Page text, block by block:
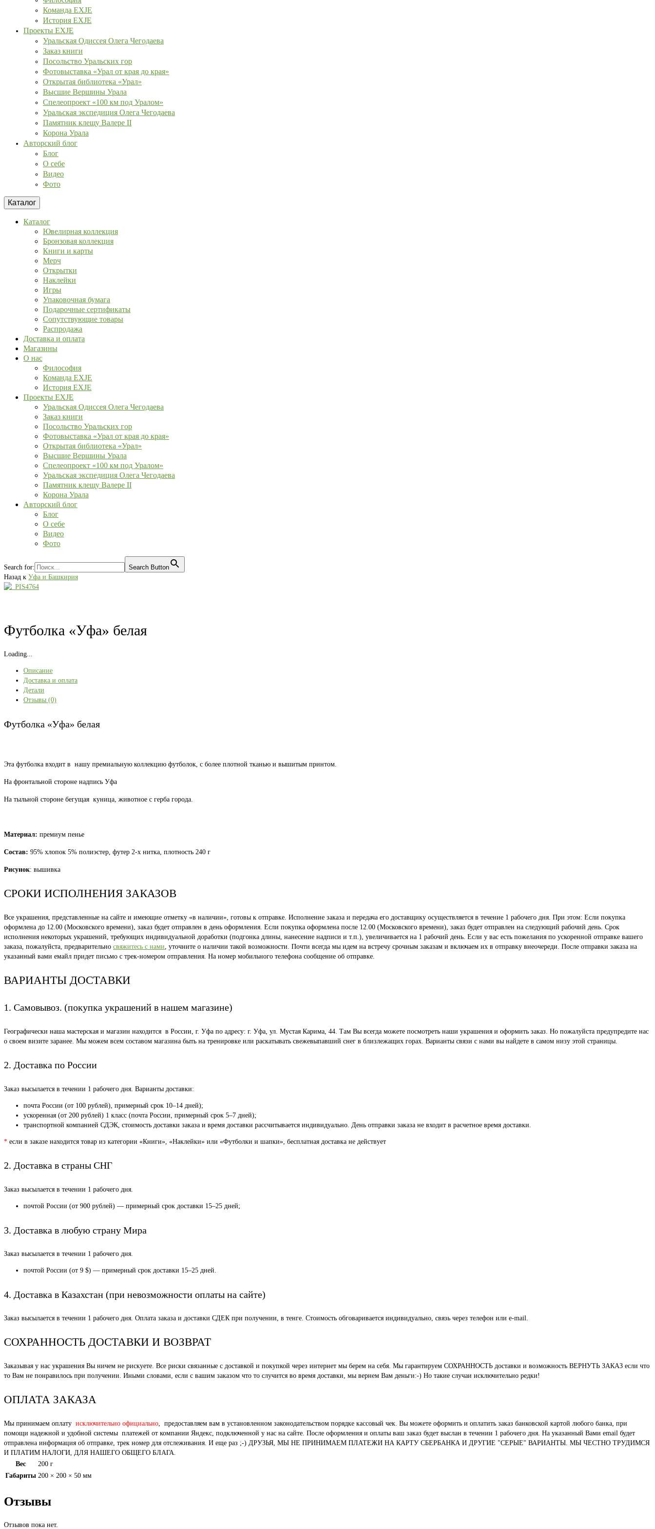
Команда EXJE
История EXJE
Проекты EXJE
Уральская Одиссея Олега Чегодаева
Заказ книги
Посольство Уральских гор
Фотовыставка «Урал от края до края»
Открытая библиотека «Урал»
Высшие Вершины Урала
Спелеопроект «100 км под Уралом»
Уральская экспедиция Олега Чегодаева
Памятник клещу Валере II
Корона Урала
Авторский блог
Блог
О себе
Видео
Фото
Каталог
Каталог
Ювелирная коллекция
Бронзовая коллекция
Книги и карты
Мерч
Открытки
Наклейки
Игры
Упаковочная бумага
Подарочные сертификаты
Сопутствующие товары
Распродажа
Доставка и оплата
Магазины
О нас
Философия
Команда EXJE
История EXJE
Проекты EXJE
Уральская Одиссея Олега Чегодаева
Заказ книги
Посольство Уральских гор
Фотовыставка «Урал от края до края»
Открытая библиотека «Урал»
Высшие Вершины Урала
Спелеопроект «100 км под Уралом»
Уральская экспедиция Олега Чегодаева
Памятник клещу Валере II
Корона Урала
Авторский блог
Блог
О себе
Видео
Фото
Search for:
Search Button
Назад к Уфа и Башкирия
Футболка «Уфа» белая
Loading...
Описание
Доставка и оплата
Детали
Отзывы (0)
Футболка «Уфа» белая
Эта футболка входит в нашу премиальную коллекцию футболок, с более плотной тканью и вышитым принтом.
На фронтальной стороне надпись Уфа
На тыльной стороне бегущая куница, животное с герба города.
Материал: премиум пенье
Состав: 95% хлопок 5% полиэстер, футер 2-х нитка, плотность 240 г
Рисунок: вышивка
СРОКИ ИСПОЛНЕНИЯ ЗАКАЗОВ
Все украшения, представленные на сайте и имеющие отметку «в наличии», готовы к отправке. Исполнение заказа и передача его доставщику осуществляется в течение 1 рабочего дня. При этом: Если покупка
оформлена до 12.00 (Московского времени), заказ будет отправлен в день оформления. Если покупка оформлена после 12.00 (Московского времени), заказ будет отправлен на следующий рабочий день. Срок
исполнения некоторых украшений, требующих индивидуальной доработки (подгонка длины, нанесение надписи и т.п.), увеличивается на 1 рабочий день. Если у вас есть пожелания по ускоренной отправке вашего
заказа, пожалуйста, предварительно свяжитесь с нами, уточните о наличии такой возможности. Почти всегда мы идем на встречу срочным заказам и включаем их в отправку внеочереди. После отправки заказа на
указанный вами емайл придет письмо с трек-номером отправления. На номер мобильного телефона сообщение об отправке.
ВАРИАНТЫ ДОСТАВКИ
1. Самовывоз. (покупка украшений в нашем магазине)
Географически наша мастерская и магазин находится в России, г. Уфа по адресу: г. Уфа, ул. Мустая Карима, 44. Там Вы всегда можете посмотреть наши украшения и оформить заказ. Но пожалуйста предупредите нас
о своем визите заранее. Мы можем всем составом магазина быть на тренировке или раскатывать свежевыпавший снег в близлежащих горах. Варианты связи с нами вы найдете в самом низу этой страницы.
2. Доставка по России
Заказ высылается в течении 1 рабочего дня. Варианты доставки:
почта России (от 100 рублей), примерный срок 10–14 дней);
ускоренная (от 200 рублей) 1 класс (почта России, примерный срок 5–7 дней);
транспортной компанией СДЭК, стоимость доставки заказа и время доставки рассчитывается индивидуально. День отправки заказа не входит в расчетное время доставки.
* если в заказе находится товар из категории «Книги», «Наклейки» или «Футболки и шапки», бесплатная доставка не действует
2. Доставка в страны СНГ
Заказ высылается в течении 1 рабочего дня.
почтой России (от 900 рублей) — примерный срок доставки 15–25 дней;
3. Доставка в любую страну Мира
Заказ высылается в течении 1 рабочего дня.
почтой России (от 9 $) — примерный срок доставки 15–25 дней.
4. Доставка в Казахстан (при невозможности оплаты на сайте)
Заказ высылается в течении 1 рабочего дня. Оплата заказа и доставки СДЕК при получении, в тенге. Стоимость обговаривается индивидуально, связь через телефон или e-mail.
СОХРАННОСТЬ ДОСТАВКИ И ВОЗВРАТ
Заказывая у нас украшения Вы ничем не рискуете. Все риски связанные с доставкой и покупкой через интернет мы берем на себя. Мы гарантируем СОХРАННОСТЬ доставки и возможность ВЕРНУТЬ ЗАКАЗ если что
то Вам не понравилось при получении. Иными словами, если с вашим заказом что то случится во время доставки, мы вернем Вам деньги:-) Но такие случаи исключительно редки!
ОПЛАТА ЗАКАЗА
Мы принимаем оплату исключительно официально, предоставляем вам в установленном законодательством порядке кассовый чек. Вы можете оформить и оплатить заказ банковской картой любого банка, при
помощи надежной и удобной системы платежей от компании Яндекс, подключенной у нас на сайте. После оформления и оплаты ваш заказ будет выслан в течении 1 рабочего дня. На указанный Вами email будет
отправлена информация об отправке, трек номер для отслеживания. И еще раз ;-) ДРУЗЬЯ, МЫ НЕ ПРИНИМАЕМ ПЛАТЕЖИ НА КАРТУ СБЕРБАНКА И ДРУГИЕ "СЕРЫЕ" ВАРИАНТЫ. МЫ ЧЕСТНО ТРУДИМСЯ
И ПЛАТИМ НАЛОГИ, ДЛЯ НАШЕГО ОБЩЕГО БЛАГА.
Вес
200 г
Габариты 200 × 200 × 50 мм
Отзывы
Отзывов пока нет.